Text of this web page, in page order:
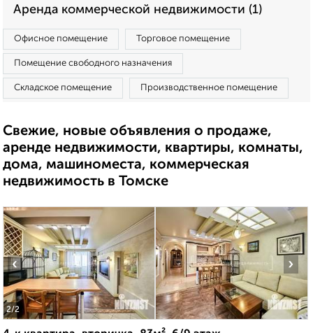
Аренда коммерческой недвижимости (1)
Офисное помещение Торговое помещение
Помещение свободного назначения
Складское помещение Производственное помещение
Свежие, новые объявления о продаже,
аренде недвижимости, квартиры, комнаты,
дома, машиноместа, коммерческая
недвижимость в Томске
2/2
‹ ›